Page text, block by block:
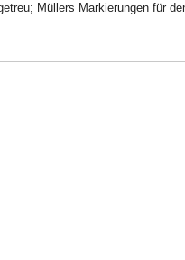
Müllers Markierungen für